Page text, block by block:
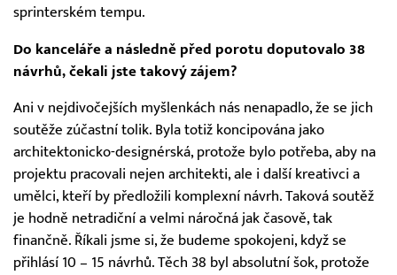
sprinterském tempu.
Do kanceláře a následně před porotu doputovalo 38
návrhů, čekali jste takový zájem?
Ani v nejdivočejších myšlenkách nás nenapadlo, že se jich
soutěže zúčastní tolik. Byla totiž koncipována jako
architektonicko-designérská, protože bylo potřeba, aby na
projektu pracovali nejen architekti, ale i další kreativci a
umělci, kteří by předložili komplexní návrh. Taková soutěž
je hodně netradiční a velmi náročná jak časově, tak
finančně. Říkali jsme si, že budeme spokojeni, když se
přihlásí 10 – 15 návrhů. Těch 38 byl absolutní šok, protože